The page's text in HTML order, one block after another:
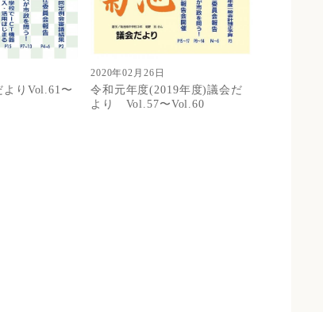
りVol.61〜
2020年02月26日
令和元年度(2019年度)議会だ
より Vol.57〜Vol.60